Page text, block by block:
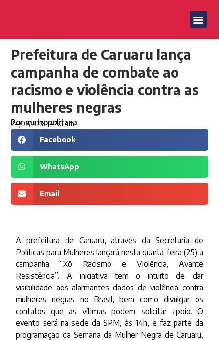
Prefeitura de Caruaru lança
campanha de combate ao
racismo e violência contra as
mulheres negras
Pormetropolitana
24/07/2018 4:50 pm
Facebook
WhatsApp
Email
A prefeitura de Caruaru, através da Secretaria de
Políticas para Mulheres lançará nesta quarta-feira (25) a
campanha “Xô Racismo e Violência, Avante
Resistência”. A iniciativa tem o intuito de dar
visibilidade aos alarmantes dados de violência contra
mulheres negras no Brasil, bem como divulgar os
contatos que as vítimas podem solicitar apoio. O
evento será na sede da SPM, às 14h, e faz parte da
programação da Semana da Mulher Negra de Caruaru,